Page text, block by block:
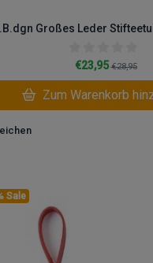
Großes Leder
€23,95€28,95
Zum Warenkorb
Sale